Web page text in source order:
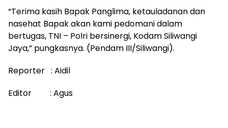
“Terima kasih Bapak Panglima, ketauladanan dan
nasehat Bapak akan kami pedomani dalam
bertugas, TNI – Polri bersinergi, Kodam Siliwangi
Jaya,” pungkasnya. (Pendam III/Siliwangi).
Reporter : Aidil
Editor : Agus